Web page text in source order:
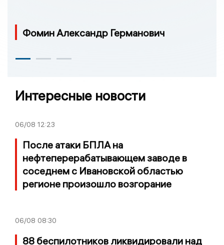
Фомин Александр Германович
Интересные новости
06/08 12:23
После атаки БПЛА на
нефтеперерабатывающем заводе в
соседнем с Ивановской областью
регионе произошло возгорание
06/08 08:30
88 беспилотников ликвидировали над